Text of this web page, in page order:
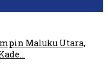
Maluku Utara,